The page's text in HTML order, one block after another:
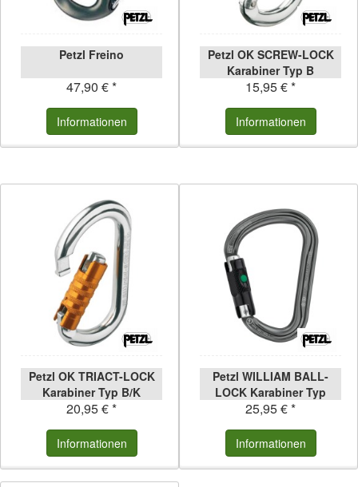
Petzl Freino
47,90 € *
Informationen
Petzl OK SCREW-LOCK
Karabiner Typ B
15,95 € *
Informationen
Petzl OK TRIACT-LOCK
Karabiner Typ B/K
20,95 € *
Informationen
Petzl WILLIAM BALL-
LOCK Karabiner Typ
B/H/K
25,95 € *
Informationen